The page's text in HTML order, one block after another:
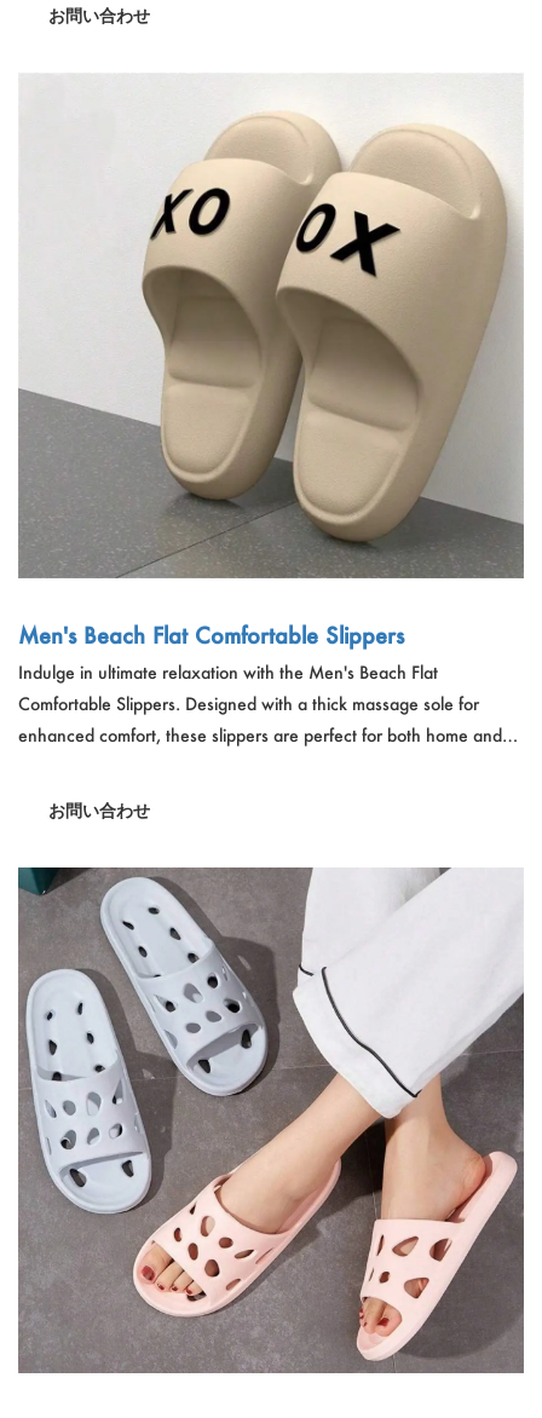
お問い合わせ
Men's Beach Flat Comfortable Slippers
Indulge in ultimate relaxation with the Men's Beach Flat
Comfortable Slippers. Designed with a thick massage sole for
enhanced comfort, these slippers are perfect for both home and
step, promoting relaxation and reducing fatigue.
お問い合わせ